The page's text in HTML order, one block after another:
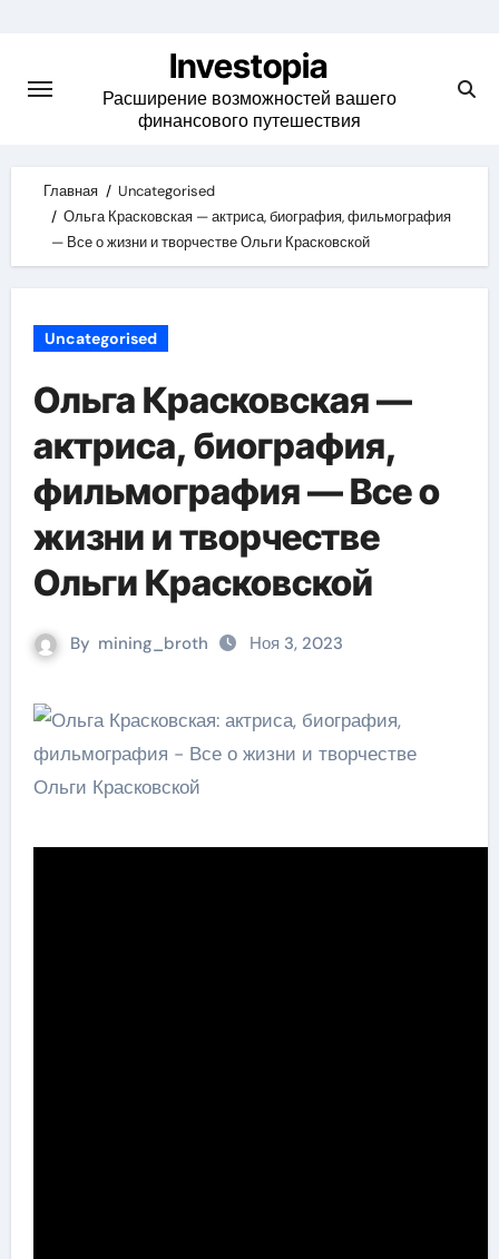
content
Investopia
Расширение возможностей вашего
финансового путешествия
Главная
Uncategorised
Ольга Красковская — актриса, биография, фильмография
— Все о жизни и творчестве Ольги Красковской
Uncategorised
Ольга Красковская —
актриса, биография,
фильмография — Все о
жизни и творчестве
Ольги Красковской
By mining_broth Ноя 3, 2023